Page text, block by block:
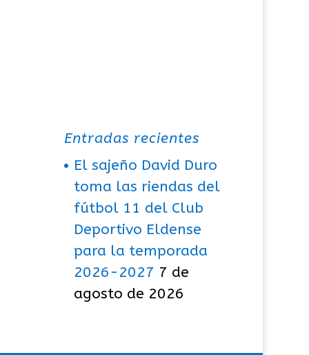
Entradas recientes
El sajeño David Duro
toma las riendas del
fútbol 11 del Club
Deportivo Eldense
para la temporada
2026-2027 7 de
agosto de 2026